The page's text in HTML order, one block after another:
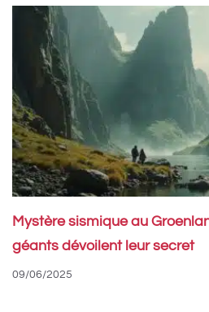
Mystère sismique au
géants dévoilent leur secret
09/06/2025